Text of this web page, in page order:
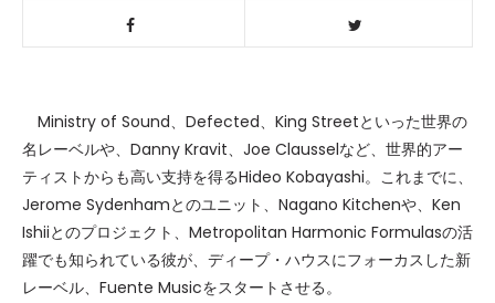
Ministry of Sound、Defected、King Streetといった世界の
名レーベルや、Danny Kravit、Joe Clausselなど、世界的アー
ティストからも高い支持を得るHideo Kobayashi。これまでに、
Jerome Sydenhamとのユニット、Nagano Kitchenや、Ken
Ishiiとのプロジェクト、Metropolitan Harmonic Formulasの活
躍でも知られている彼が、ディープ・ハウスにフォーカスした新
レーベル、Fuente Musicをスタートさせる。